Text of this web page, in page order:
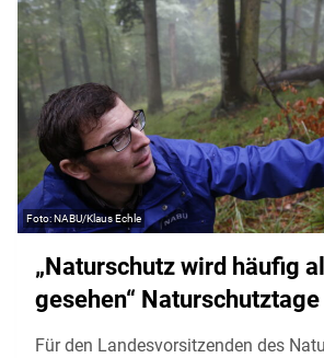
NABU/Klaus Echle
„Naturschutz wird häufig
gesehen“ Naturschutztage
Für den Landesvorsitzenden des